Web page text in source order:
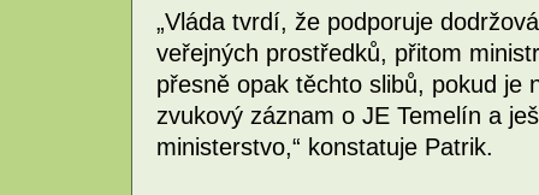
„Vláda tvrdí, že podporuje
veřejných prostředků, přitom
přesně opak těchto slibů, pokud je
zvukový záznam o JE Temelín a
ministerstvo,“ konstatuje Patrik.